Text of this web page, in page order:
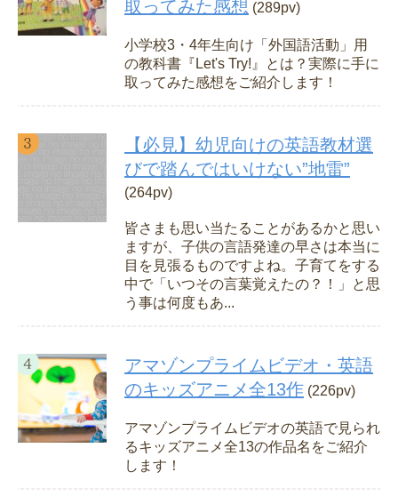
取ってみた感想 (289pv)
小学校3・4年生向け「外国語活動」用
の教科書『Let's Try!』とは？実際に手に
取ってみた感想をご紹介します！
【必見】幼児向けの英語教材選
びで踏んではいけない”地雷”
(264pv)
皆さまも思い当たることがあるかと思い
ますが、子供の言語発達の早さは本当に
目を見張るものですよね。子育てをする
中で「いつその言葉覚えたの？！」と思
う事は何度もあ...
アマゾンプライムビデオ・英語
のキッズアニメ全13作 (226pv)
アマゾンプライムビデオの英語で見られ
るキッズアニメ全13の作品名をご紹介
します！